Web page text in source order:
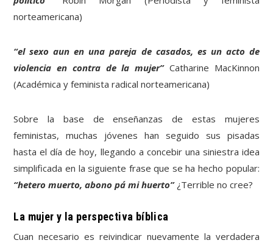
norteamericana)
“el sexo aun en una pareja de casados, es un acto de
violencia en contra de la mujer” Catharine MacKinnon
(Académica y feminista radical norteamericana)
Sobre la base de enseñanzas de estas mujeres
feministas, muchas jóvenes han seguido sus pisadas
hasta el día de hoy, llegando a concebir una siniestra idea
simplificada en la siguiente frase que se ha hecho popular:
“hetero muerto, abono pa´ mi huerto”¿Terrible no cree?
La mujer y la perspectiva bíblica
Cuan necesario es reivindicar nuevamente la verdadera